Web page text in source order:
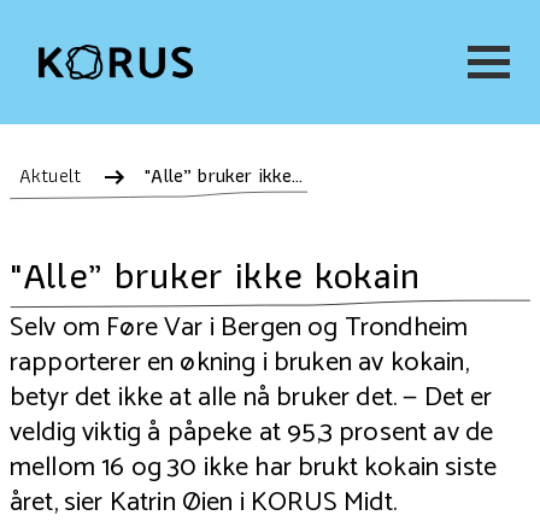
Aktuelt "Alle” bruker ikke kokain
"Alle” bruker ikke kokain
Selv om Føre Var i Bergen og Trondheim
rapporterer en økning i bruken av kokain,
betyr det ikke at alle nå bruker det. — Det er
veldig viktig å påpeke at 95,3 prosent av de
mellom 16 og 30 ikke har brukt kokain siste
året, sier Katrin Øien i KORUS Midt.